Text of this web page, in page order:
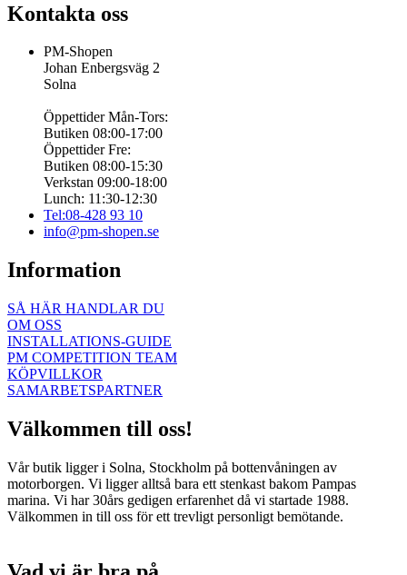
Kontakta oss
PM-Shopen
Johan Enbergsväg 2
Solna
Öppettider Mån-Tors:
Butiken 08:00-17:00
Öppettider Fre:
Butiken 08:00-15:30
Verkstan 09:00-18:00
Lunch: 11:30-12:30
Tel:08-428 93 10
info@pm-shopen.se
Information
SÅ HÄR HANDLAR DU
OM OSS
INSTALLATIONS-GUIDE
PM COMPETITION TEAM
KÖPVILLKOR
SAMARBETSPARTNER
Välkommen till oss!
Vår butik ligger i Solna, Stockholm på bottenvåningen av
motorborgen. Vi ligger alltså bara ett stenkast bakom Pampas
marina. Vi har 30års gedigen erfarenhet då vi startade 1988.
Välkommen in till oss för ett trevligt personligt bemötande.